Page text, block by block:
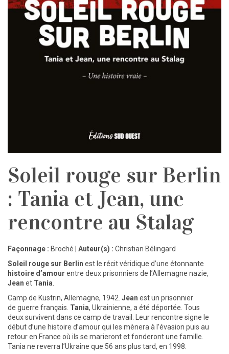
Soleil rouge sur Berlin
: Tania et Jean, une
rencontre au Stalag
Façonnage : Broché | Auteur(s) : Christian Bélingard
Soleil rouge sur Berlin est le récit véridique d’une étonnante
histoire d’amour entre deux prisonniers de l’Allemagne nazie,
Jean et Tania
Camp de Küstrin, Allemagne, 1942. Jean est un prisonnier
de guerre français. Tania, Ukrainienne, a été déportée. Tous
deux survivent dans ce camp de travail. Leur rencontre signe le
début d’une histoire d’amour qui les mènera à l’évasion puis au
retour en France où ils se marieront et fonderont une famille.
Tania ne reverra l’Ukraine que 56 ans plus tard, en 1998.